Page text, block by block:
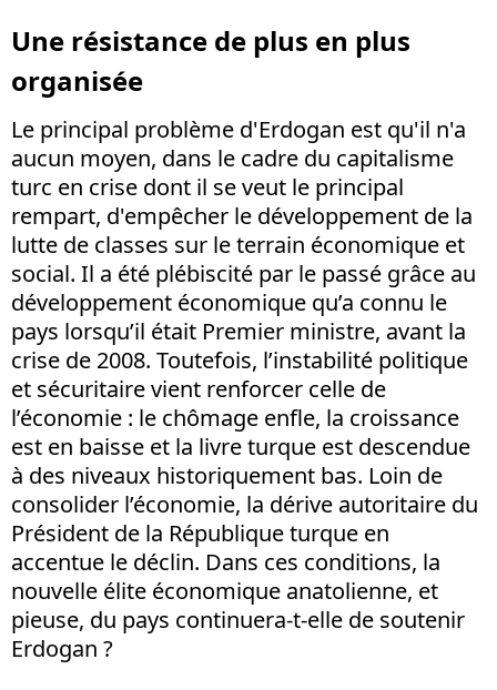
Une résistance de plus en plus
organisée
Le principal problème d'Erdogan est qu'il n'a
aucun moyen, dans le cadre du capitalisme
turc en crise dont il se veut le principal
rempart, d'empêcher le développement de la
lutte de classes sur le terrain économique et
social. Il a été plébiscité par le passé grâce au
développement économique qu’a connu le
pays lorsqu’il était Premier ministre, avant la
crise de 2008. Toutefois, l’instabilité politique
et sécuritaire vient renforcer celle de
l’économie : le chômage enfle, la croissance
est en baisse et la livre turque est descendue
à des niveaux historiquement bas. Loin de
consolider l’économie, la dérive autoritaire du
Président de la République turque en
accentue le déclin. Dans ces conditions, la
nouvelle élite économique anatolienne, et
pieuse, du pays continuera-t-elle de soutenir
Erdogan ?